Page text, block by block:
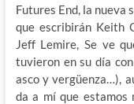
Futures End, la nueva
que escribirán Keith
Jeff Lemire, Se ve
tuvieron en su día
asco y vergüenza…),
da a mí que estamos